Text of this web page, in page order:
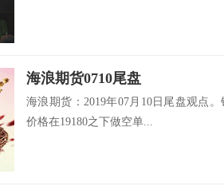
海浪期货0710尾盘
海浪期货：2019年07月10日尾盘观点
价格在19180之下做空单...